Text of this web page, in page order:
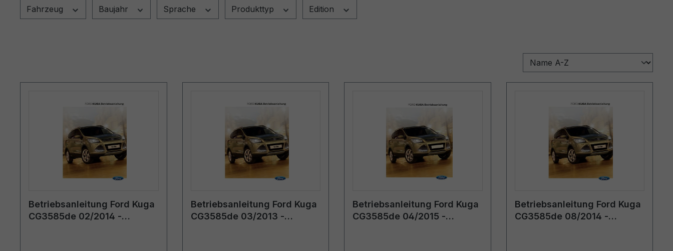
Fahrzeug Baujahr Sprache Produkttyp Edition
Betriebsanleitung Ford Kuga
CG3585de 02/2014 -
Betriebsanleitung Ford Kuga
CG3585de 03/2013 -
Betriebsanleitung Ford Kuga
CG3585de 04/2015 -
Betriebsanleitung Ford Kuga
CG3585de 08/2014 -